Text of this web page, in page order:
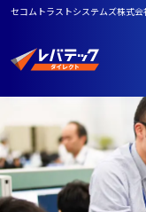
セコムトラストシステムズ株式